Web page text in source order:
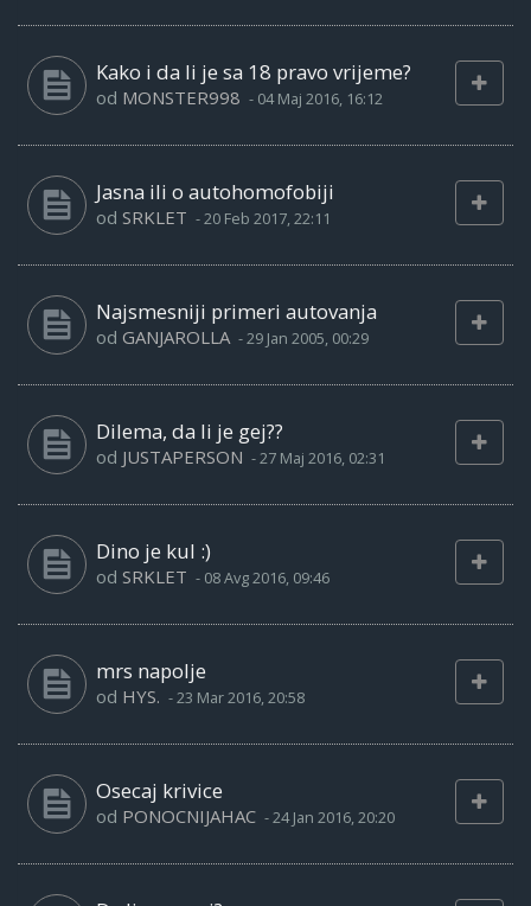
Kako i da li je sa 18 pravo vrijeme?
od MONSTER998 - 04 Maj 2016, 16:12
Jasna ili o autohomofobiji
od SRKLET -20 Feb 2017, 22:11
Najsmesniji primeri autovanja
od GANJAROLLA -29 Jan 2005, 00:29
Dilema, da li je gej??
od JUSTAPERSON -27 Maj 2016, 02:31
Dino je kul :)
od SRKLET - 08 Avg 2016, 09:46
mrs napolje
od HYS. -23 Mar 2016, 20:58
Osecaj krivice
od PONOCNIJAHAC -24 Jan 2016, 20:20